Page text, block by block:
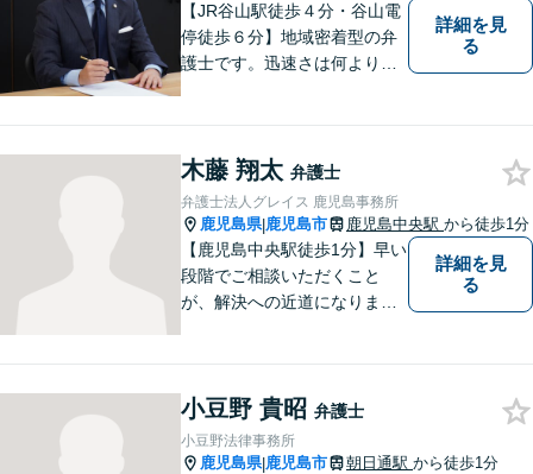
【JR谷山駅徒歩４分・谷山電
停徒歩６分】地域密着型の弁
護士です。迅速さは何よりの
詳細を見
る
木藤 翔太 弁護士
弁護士法人グレイス 鹿児島事務所
鹿児島県|鹿児島市 鹿児島中央駅 から徒歩1分
【鹿児島中央駅徒歩1分】早い
段階でご相談いただくこと
が、解決への近道になりま
なご相談でも、どうぞお気軽
にお声がけください。【初回
相談無料】【電話・WEB面談
詳細を見
る
小豆野 貴昭 弁護士
小豆野法律事務所
鹿児島県|鹿児島市 朝日通駅 から徒歩1分